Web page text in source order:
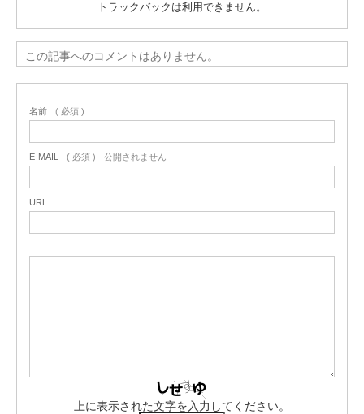
トラックバックは利用できません。
この記事へのコメントはありません。
名前 ( 必須 )
E-MAIL ( 必須 ) - 公開されません -
URL
上に表示された文字を入力してください。